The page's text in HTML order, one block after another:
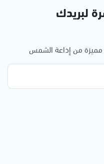
لبريدك
مميزة من إذاعة الشمس